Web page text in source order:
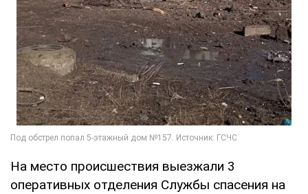
На место происшествия выезжали 3
оперативных отделения Службы спасения на